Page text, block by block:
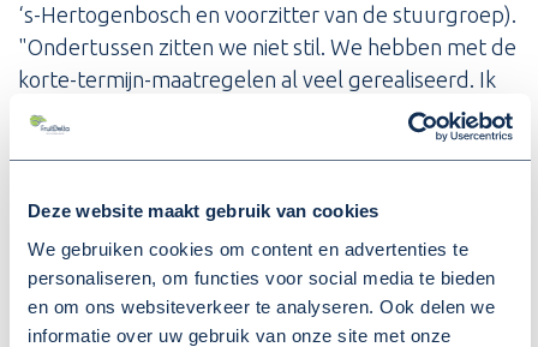
Deze website maakt gebruik van cookies
We gebruiken cookies om content en advertenties te
personaliseren, om functies voor social media te bieden
en om ons websiteverkeer te analyseren. Ook delen we
informatie over uw gebruik van onze site met onze
‘s-Hertogenbosch en voorzitter van de stuurgroep).
"Ondertussen zitten we niet stil. We hebben met de
korte-termijn-maatregelen al veel gerealiseerd. Ik
ben blij dat we met deze vervolgmaatregelen